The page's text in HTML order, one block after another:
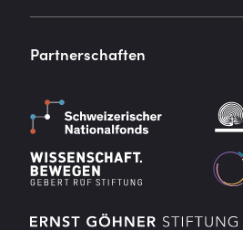
Partnerschaften